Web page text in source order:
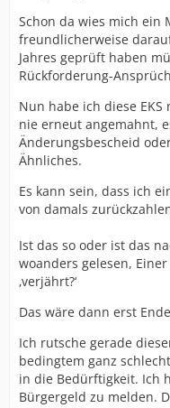
Schon da wies mich ein
freundlicherweise
Jahres geprüft haben
Rückforderung-
Nun habe ich diese
nie erneut angemahnt,
Änderungsbescheid
Ähnliches.
Es kann sein, dass ich
von damals
Ist das so oder ist das
woanders gelesen,
‚verjährt?‘
Das wäre dann erst
Ich rutsche gerade
bedingtem ganz
in die Bedürftigkeit. Ich
Bürgergeld zu melden.